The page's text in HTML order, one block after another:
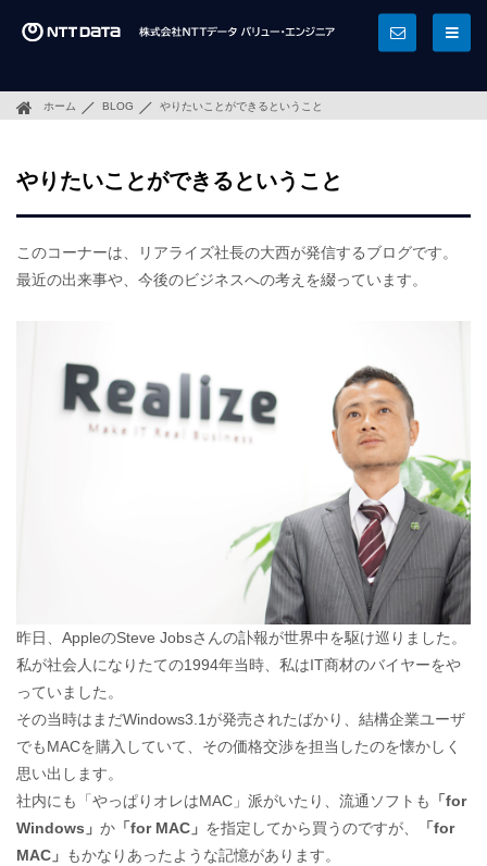
ホーム BLOG やりたいことができるということ
やりたいことができるということ
このコーナーは、リアライズ社長の大西が発信するブログです。
最近の出来事や、今後のビジネスへの考えを綴っています。
昨日、AppleのSteve Jobsさんの訃報が世界中を駆け巡りました。
私が社会人になりたての1994年当時、私はIT商材のバイヤーをや
っていました。
その当時はまだWindows3.1が発売されたばかり、結構企業ユーザ
でもMACを購入していて、その価格交渉を担当したのを懐かしく
思い出します。
社内にも「やっぱりオレはMAC」派がいたり、流通ソフトも
「for
Windows」 か 「for MAC」 を指定してから買うのですが、
「for
MAC」 もかなりあったような記憶があります。